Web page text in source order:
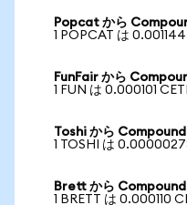
Popcat から
1 POPCAT は
FunFair から
1 FUN は 0.000101
Toshi から
1 TOSHI は
Brett から
1 BRETT は 0.000110